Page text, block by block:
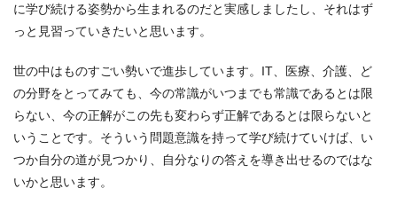
に学び続ける姿勢から生まれるのだと実感しましたし、それはず
っと見習っていきたいと思います。
世の中はものすごい勢いで進歩しています。IT、医療、介護、ど
の分野をとってみても、今の常識がいつまでも常識であるとは限
らない、今の正解がこの先も変わらず正解であるとは限らないと
いうことです。そういう問題意識を持って学び続けていけば、い
つか自分の道が見つかり、自分なりの答えを導き出せるのではな
いかと思います。